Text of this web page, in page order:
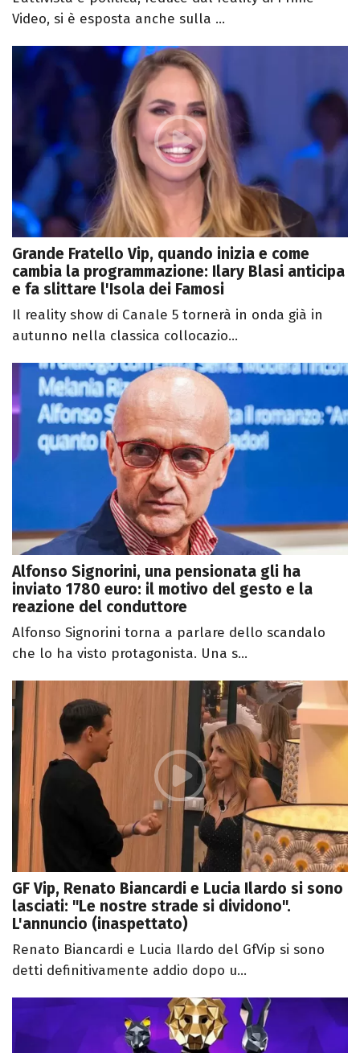
Video, si è esposta anche sulla ...
Grande Fratello Vip, quando inizia e come
cambia la programmazione: Ilary Blasi anticipa
e fa slittare l'Isola dei Famosi
Il reality show di Canale 5 tornerà in onda già in
autunno nella classica collocazio...
Alfonso Signorini, una pensionata gli ha
inviato 1780 euro: il motivo del gesto e la
reazione del conduttore
Alfonso Signorini torna a parlare dello scandalo
che lo ha visto protagonista. Una s...
GF Vip, Renato Biancardi e Lucia Ilardo si sono
lasciati: "Le nostre strade si dividono".
L'annuncio (inaspettato)
Renato Biancardi e Lucia Ilardo del GfVip si sono
detti definitivamente addio dopo u...